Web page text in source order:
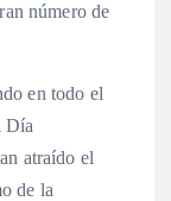
número de
en todo el
Día
atraído el
de la